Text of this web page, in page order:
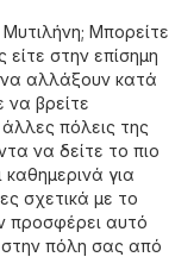
Μπορείτε
στην επίσημη
να αλλάξουν κατά
να βρείτε
πόλεις της
να δείτε το πιο
για
σχετικά με το
προσφέρει αυτό
πόλη σας από